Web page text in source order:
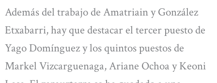
Además del trabajo de Amatriain y González
Etxabarri, hay que destacar el tercer puesto de
Yago Domínguez y los quintos puestos de
Markel Vizcarguenaga, Ariane Ochoa y Keoni